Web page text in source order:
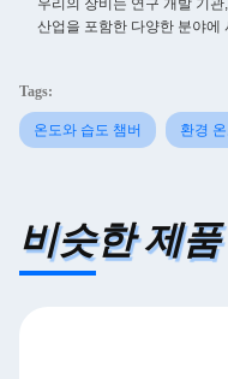
우리의 장비는 연구 개발 기
산업을 포함한 다양한 분야에
Tags:
온도와 습도 챔버 환경
비슷한 제품